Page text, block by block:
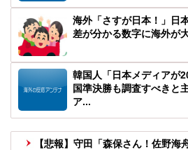
海外「さすが日本！」日
差が分かる数字に海外が
韓国人「日本メディアが
国準決勝も調査すべきと
ア...
【悲報】守田「森保さん！佐野海